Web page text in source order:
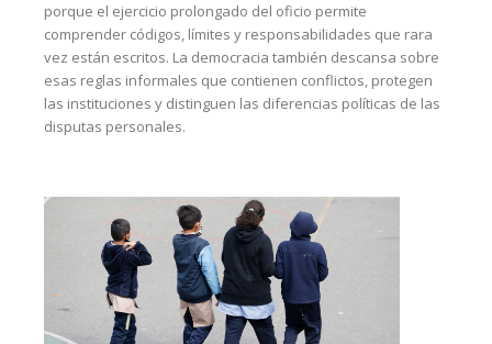
porque el ejercicio prolongado del oficio permite
comprender códigos, límites y responsabilidades que rara
vez están escritos. La democracia también descansa sobre
esas reglas informales que contienen conflictos, protegen
las instituciones y distinguen las diferencias políticas de las
disputas personales.